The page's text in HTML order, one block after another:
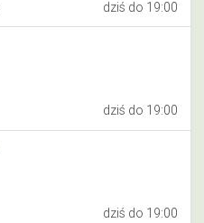
dziś do 19:00
dziś do 19:00
dziś do 19:00